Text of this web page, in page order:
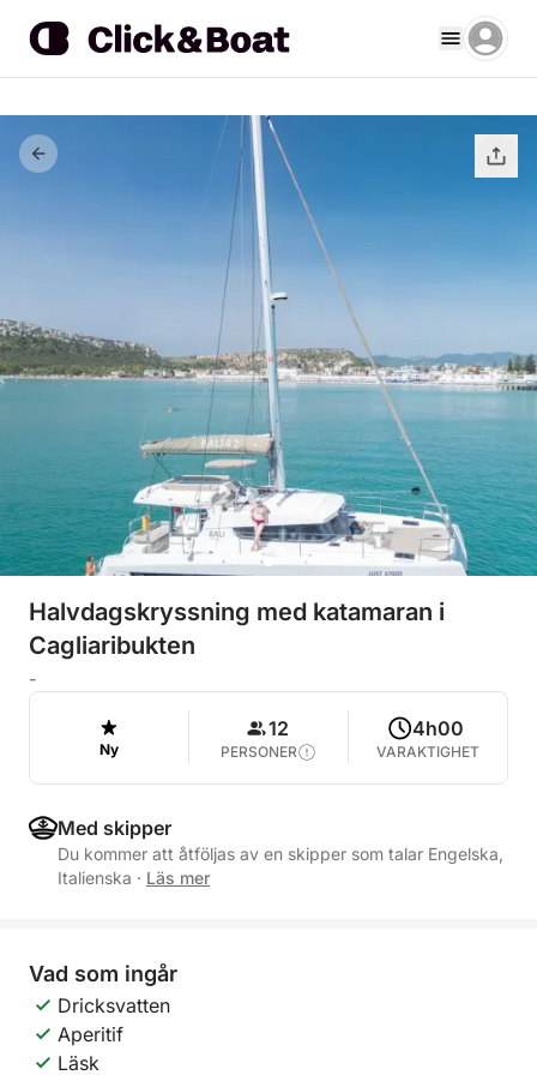
Halvdagskryssning med katamaran i
Cagliaribukten
-
Ny
12
PERSONER
4h00
VARAKTIGHET
Med skipper
Du kommer att åtföljas av en skipper som talar Engelska,
Italienska · Läs mer
Vad som ingår
Dricksvatten
Aperitif
Läsk